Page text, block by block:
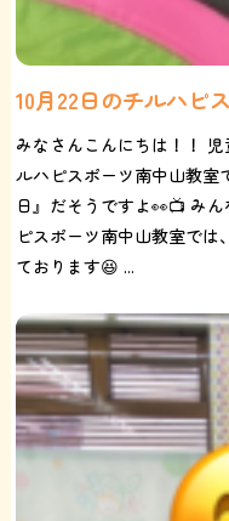
10月22日のチルハピ
みなさんこんにちは！！
ルハピスポーツ南中山教
日』だそうですよ👀📺 み
ピスポーツ南中山教室では
ております😆 ...